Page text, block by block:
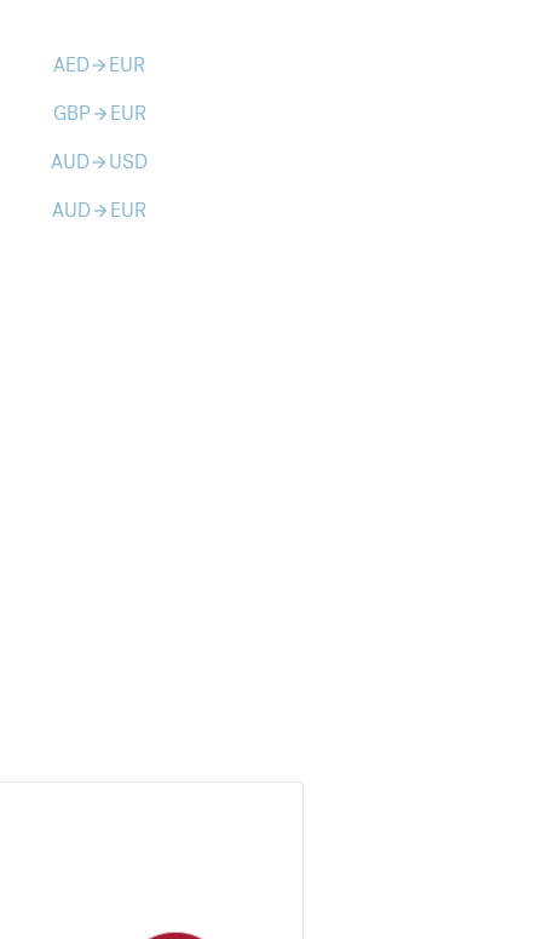
AEDarrow_forward EUR
GBParrow_forward EUR
AUDarrow_forward USD
AUDarrow_forward EUR